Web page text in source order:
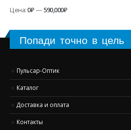
Минимальная
цена
Максимальная
цена
Цена:0₽ — 590,000₽
Попади точно в цель
Пульсар-Оптик
Каталог
Доставка и оплата
Контакты